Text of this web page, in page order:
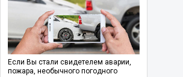
Если Вы стали свидетелем аварии,
пожара, необычного погодного